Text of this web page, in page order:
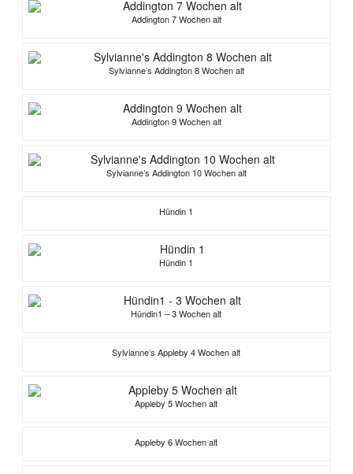
Addington 7 Wochen alt
Sylvianne’s Addington 8 Wochen alt
Addington 9 Wochen alt
Sylvianne’s Addington 10 Wochen alt
Hündin 1
Hündin 1
Hündin1 – 3 Wochen alt
Sylvianne’s Appleby 4 Wochen alt
Appleby 5 Wochen alt
Appleby 6 Wochen alt